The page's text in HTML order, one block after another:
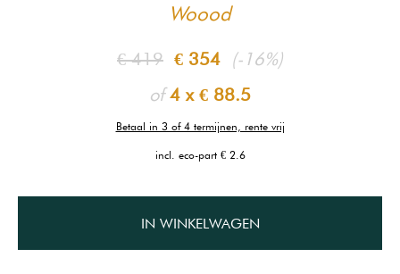
Woood
€ 419 € 354 (-16%)
of4 x € 88.5
Betaal in 3 of 4 termijnen, rente vrij
incl. eco-part € 2.6
IN WINKELWAGEN